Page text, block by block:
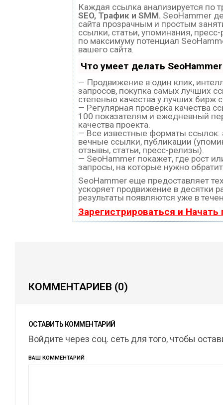
Каждая ссылка анализируется по
SEO, Трафик и SMM. SeoHammer
сайта прозрачным и простым
ссылки, статьи, упоминания,
по максимуму потенциал
вашего сайта.
Что умеет делать SeoHammer
— Продвижение в один клик,
запросов, покупка самых лучших
степенью качества у лучших бирж
— Регулярная проверка качества
100 показателям и ежедневный
качества проекта.
— Все известные форматы ссылок:
вечные ссылки, публикации
отзывы, статьи, пресс-релизы).
— SeoHammer покажет, где рост
запросы, на которые нужно
SeoHammer еще предоставляет
ускоряет продвижение в десятки
результаты появляются уже в
Зарегистрироваться и
КОММЕНТАРИЕВ (0)
ОСТАВИТЬ КОММЕНТАРИЙ
Войдите через соц. сеть для того, чтобы
ВАШ КОММЕНТАРИЙ